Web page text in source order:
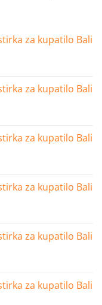
za kupatilo Bali
KM
za kupatilo Bali
za kupatilo Bali
za kupatilo Bali
KM
za kupatilo Bali
za kupatilo Bali